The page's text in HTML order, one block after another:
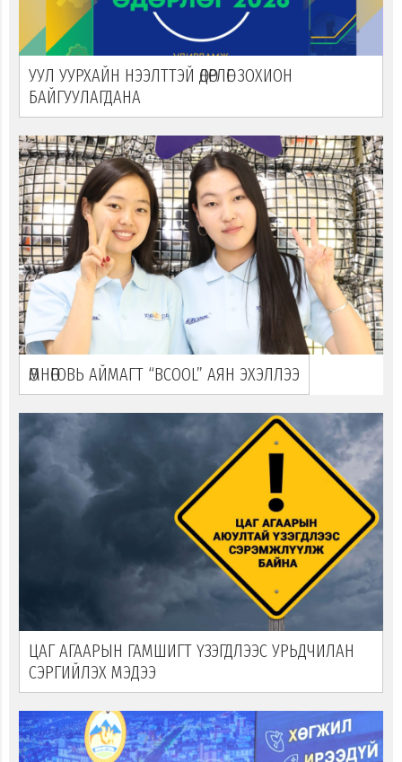
УУЛ УУРХАЙН НЭЭЛТТЭЙ ӨДӨРЛӨГ ЗОХИОН
БАЙГУУЛАГДАНА
ӨМНӨГОВЬ АЙМАГТ “ВСOOL” АЯН ЭХЭЛЛЭЭ
ЦАГ АГААРЫН ГАМШИГТ ҮЗЭГДЛЭЭС УРЬДЧИЛАН
СЭРГИЙЛЭХ МЭДЭЭ